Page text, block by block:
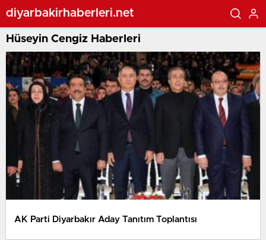
diyarbakirhaberleri.net
Hüseyin Cengiz Haberleri
AK Parti Diyarbakır Aday Tanıtım Toplantısı